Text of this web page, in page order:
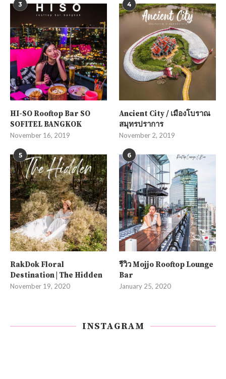
3
HI-SO Rooftop Bar SO
SOFITEL BANGKOK
November 16, 2019
4
Ancient City / เมืองโบราณ
สมุทรปราการ
November 2, 2019
5
RakDok Floral
Destination | The Hidden
November 19, 2020
6
รีวิว Mojjo Rooftop Lounge
Bar
January 25, 2020
INSTAGRAM